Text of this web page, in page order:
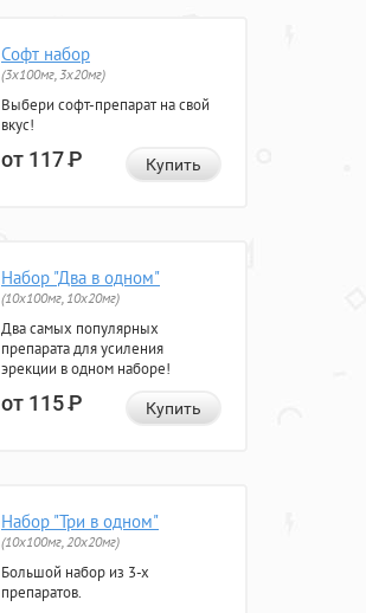
Софт набор
(3x100мг, 3x20мг)
Выбери софт-препарат на свой
вкус!
от 117Р Купить
Набор "Два в одном"
(10x100мг, 10x20мг)
Два самых популярных
препарата для усиления
эрекции в одном наборе!
от 115Р Купить
Набор "Три в одном"
(10x100мг, 20x20мг)
Большой набор из 3-х
препаратов.